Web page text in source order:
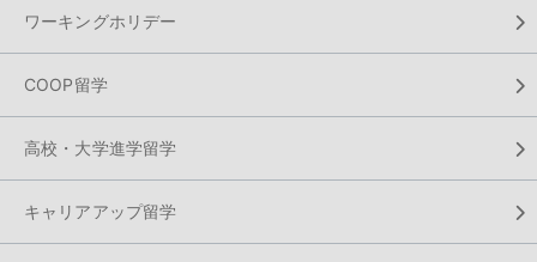
ワーキングホリデー
COOP留学
高校・大学進学留学
キャリアアップ留学